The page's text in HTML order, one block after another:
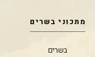
מתכוני בשרים
בשרים